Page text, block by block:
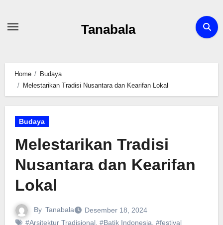
Tanabala
Home
Budaya
Melestarikan Tradisi Nusantara dan Kearifan Lokal
Budaya
Melestarikan Tradisi
Nusantara dan Kearifan
Lokal
By Tanabala
Desember 18, 2024
#Arsitektur Tradisional, #Batik Indonesia #festival